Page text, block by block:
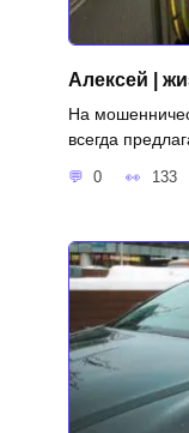
Алексей |
На
всегда
0 133